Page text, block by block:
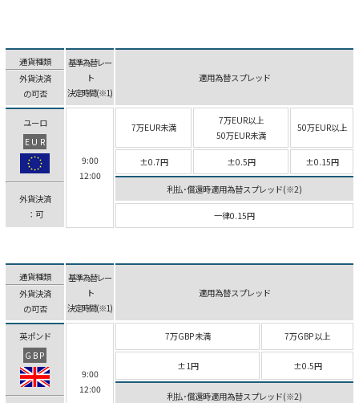
通貨種類
外貨決済
の可否
基準為替レー
ト
決定時間(※1)
適用為替スプレッド
ユーロ
EUR
外貨決済
：可
9:00
12:00
7万EUR未満
7万EUR以上
50万EUR未満
50万EUR以上
±0.7円 ±0.5円 ±0.15円
利払･償還時適用為替スプレッド(※2)
一律0.15円
通貨種類
外貨決済
の可否
基準為替レー
ト
決定時間(※1)
適用為替スプレッド
英ポンド
GBP
9:00
12:00
7万GBP未満 7万GBP以上
±1円 ±0.5円
利払･償還時適用為替スプレッド(※2)